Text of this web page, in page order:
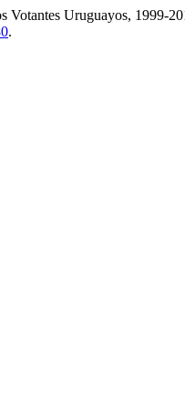
Votantes Uruguayos, 1999-
.